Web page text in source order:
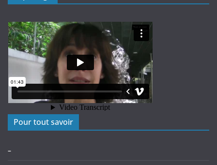
Pour tout savoir
–